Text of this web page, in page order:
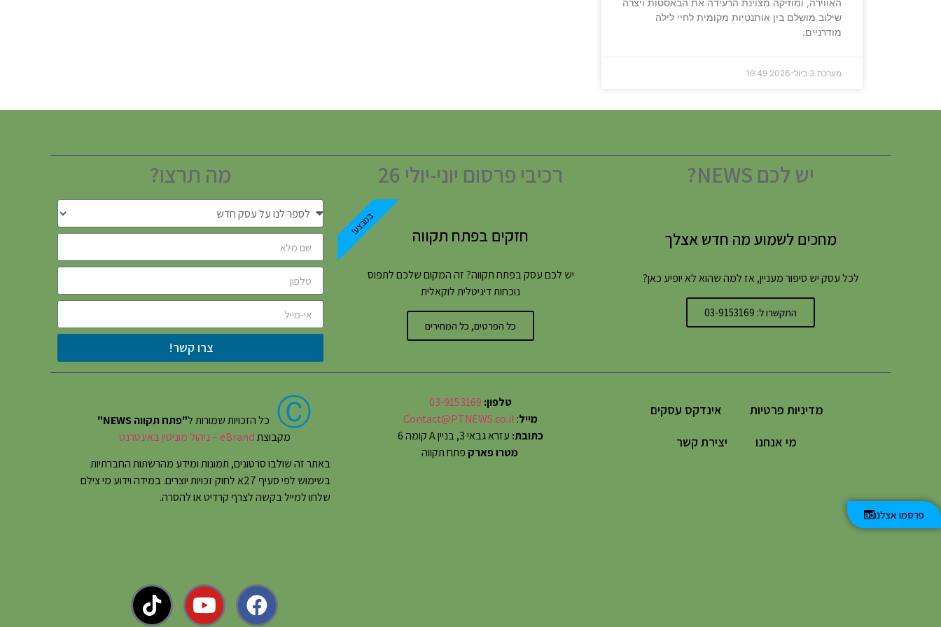
האווירה, ומוזיקה מצוינת הרעידה את הבאסטות ויצרה
שילוב מושלם בין אותנטיות מקומית לחיי לילה
מודרניים.
מערכת 3 ביולי 2026 19:49
פרסמו אצלנו
יש לכם NEWS?
מחכים לשמוע מה חדש אצלך
לכל עסק יש סיפור מעניין, אז למה שהוא לא יופיע כאן?
התקשרו ל: 03-9153169
רכיבי פרסום יוני-יולי 26
חזקים בפתח תקווה
יש לכם עסק בפתח תקווה? זה המקום שלכם לתפוס
נוכחות דיגיטלית לוקאלית
כל הפרטים, כל המחירים
במבצע!
מה תרצו?
צרו קשר!
מדיניות פרטיות
אינדקס עסקים
מי אנחנו
יצירת קשר
טלפון: 03-9153169
מייל:
Contact@PTNEWS.co.il
כתובת: עזרא גבאי 3, בניין A קומה 6
מטרו פארק פתח תקווה
Ⓒ כל הזכויות שמורות ל"פתח תקווה NEWS"
מקבוצתeBrand – ניהול מוניטין באינטרנט
באתר זה שולבו סרטונים, תמונות ומידע מהרשתות החברתיות
בשימוש לפי סעיף 27א לחוק זכויות יוצרים. במידה וידוע מי צילם
שלחו למייל בקשה לצרף קרדיט או להסרה.